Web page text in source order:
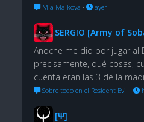
Mia Malkova · ayer
SERGIO [Army of
Anoche me dio por jugar al
precisamente, qué cosas,
cuenta eran las 3 de la
Sobre todo en el Resident Evil ·
[Ψ]